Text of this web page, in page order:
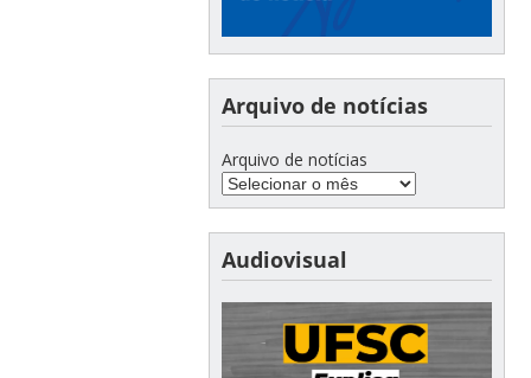
Arquivo de notícias
Arquivo de notícias
Audiovisual